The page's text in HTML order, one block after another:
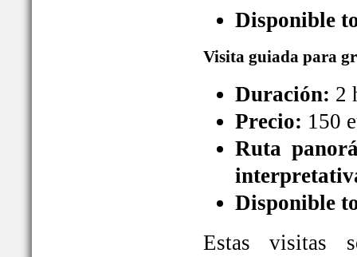
Disponible
Visita guiada para
Duración: 2
Precio: 150
Ruta
Disponible
Estas